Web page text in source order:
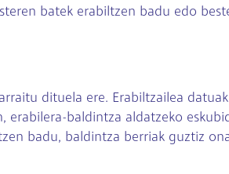
batek erabiltzen badu edo
dituela ere. Erabiltzailea
baldintza aldatzeko
badu, baldintza berriak guztiz